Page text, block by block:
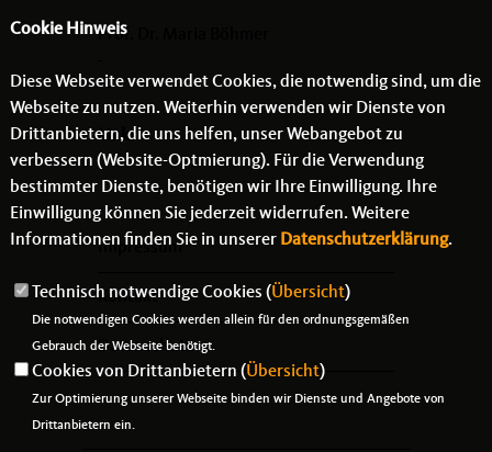
Prof. Dr. Maria Böhmer
- -
Links
Impressum
Kontakt
Datenschutz
Cookie Hinweis
Diese Webseite verwendet Cookies, die notwendig sind, um die
Webseite zu nutzen. Weiterhin verwenden wir Dienste von
Drittanbietern, die uns helfen, unser Webangebot zu
verbessern (Website-Optmierung). Für die Verwendung
bestimmter Dienste, benötigen wir Ihre Einwilligung. Ihre
Einwilligung können Sie jederzeit widerrufen. Weitere
Informationen finden Sie in unserer Datenschutzerklärung.
Technisch notwendige Cookies (Übersicht)
Die notwendigen Cookies werden allein für den ordnungsgemäßen
Gebrauch der Webseite benötigt.
Cookies von Drittanbietern (Übersicht)
Zur Optimierung unserer Webseite binden wir Dienste und Angebote von
Drittanbietern ein.